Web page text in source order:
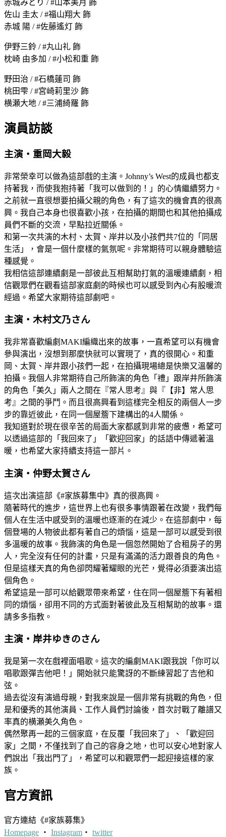
赤城みどり / #山本美月 飾
佐山 圭太 / #福山翔大 飾
赤城 陽 / #佐藤遙灯 飾
伊野三鈴 / #丸山礼 飾
枕崎 由多加 / #小松和重 飾
野田治 / #石橋蓮司 飾
桃田雫 / #宮崎莉里沙 飾
横瀬大地 / #三浦綺羅 飾
演員訪談
主演・重岡大毅
非常榮幸可以做為這部戲的主演。Johnny’s West的成員也都支
持著我，而使我抱持著「我可以做到的！」的心情繼續努力。
之前就一直很想要拍攝父親的角色，有了這次的機會真的很高
興。我自己本身也很喜歡小孩，在拍攝的期間也和其他拍攝成
員們不斷的交流，早點拉近關係。
和第一次共演的木村、太賀、岸井以及小孩們共7位的「同居
生活」，會是一個什麼樣的氣氛呢。非常期待可以親身體驗這
種感覺。
我相信這部連續劇是一部彼此互相幫助打氣的溫暖連續劇，相
信觀眾們在觀看這部家庭劇的時候也可以感受到內心有股暖流
經過。希望大家期待這部劇吧。
主演・木村文乃さん
我非常喜歡編劇MAKI編織出來的故事，一直希望可以有機會
參與演出，沒想到那麼快就可以實現了，真的很開心。和重
岡、太賀、岸井跟小孩們一起，在拍攝現場總是快樂又溫馨的
拍攝。我個人非常期待自己所飾演的角色「禮」跟岸井所飾演
的角色「美久」兩人之間在『常人思考』與『【非】常人思
考』之間的爭鬥。而且很高興看到這樣完全相反的兩個人一步
步的靠近彼此，在同一個屋簷下建構出的4人關係。
我知道對於現在很辛苦的局面大家都感到非常的疲憊，希望可
以透過這部的「我回來了」「歡迎回家」的話語中傳遞著溫
暖，也希望大家持續支持這一部片。
主演・仲野太賀さん
這次出演這部《#家族募集中》真的很高興。
隨著時代的進步，這世界上也有很多事情跟著在改變，我們每
個人在生活中感受到的溫暖也逐漸的在減少。在這部劇中，每
個登場的人物彼此都有著自己的煩惱，這是一部可以感受到很
多溫暖的故事。我飾演的角色是一個忽然開始了合租房子的男
人，完全沒有任何的計畫，只是有滿滿的活力跟善良的角色。
但是這樣天真的角色卻閃耀著耀眼的光芒，覺得必須要演出這
個角色。
希望這是一部可以給觀眾帶來希望，住在同一個屋簷下有著相
同的煩惱，卻用不同的方式面對著彼此及互相幫助的故事。還
請多多指教。
主演・岸井ゆきのさん
我是第一次在戲裡面唱歌。這次的編劇MAKI跟我說「你可以
唱歌跟彈吉他吧！」開始就只能驚訝的不斷練習起了吉他和
弦。
過去從沒有演過母親，對我來說是一個非常有挑戰的角色，但
是和優秀的其他演員、工作人員們討論後，首次討戰了離譜又
率真的横瀬美久角色。
偶然聚再一起的三個家庭，在反覆「我回來了」、「歡迎回
家」之間，不僅找到了自己的容身之地，也可以安心地對家人
們說出「我出門了」，希望可以和觀眾們一起迎接這樣的家
族。
官方資訊
官方連結《#家族募集》
Homepage ・ Instagram ・ twitter